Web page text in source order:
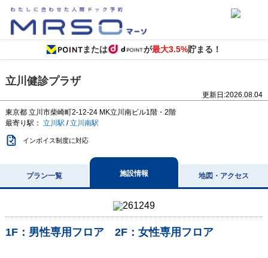
または が最大3.5%貯まる！
立川健診プラザ
更新日:2026.08.04
東京都 立川市柴崎町2-12-24 MK立川南ビル1階・2階
最寄り駅： 立川駅 /立川南駅
インボイス制度に対応
プラン一覧 施設情報 地図・アクセス
1F：男性専用フロア 2F：女性専用フロア